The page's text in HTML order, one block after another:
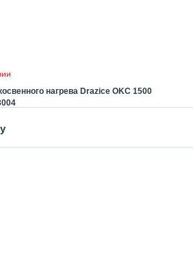
нагрева Drazice OKC 1500